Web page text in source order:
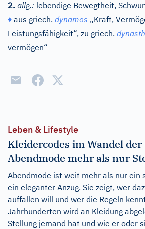
2. allg.: lebendige Bewegtheit,
♦ aus griech. dynamos „Kraft,
Leistungsfähigkeit“, zu griech.
vermögen“
Leben & Lifestyle
Kleidercodes im Wandel
Abendmode mehr als nur
Abendmode ist weit mehr als nur ein
ein eleganter Anzug. Sie zeigt, wer
auffallen will und wer die Regeln
Jahrhunderten wird an Kleidung
Stellung jemand hat und wie er oder